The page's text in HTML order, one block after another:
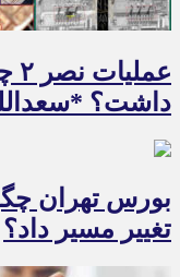
داشت؟
بورس تهران
تغییر مسیر داد؟